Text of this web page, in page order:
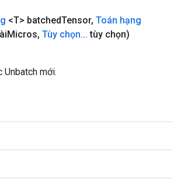
<T> batchedTensor, Toán hạng
Micros, Tùy chọn... tùy chọn)
mới.